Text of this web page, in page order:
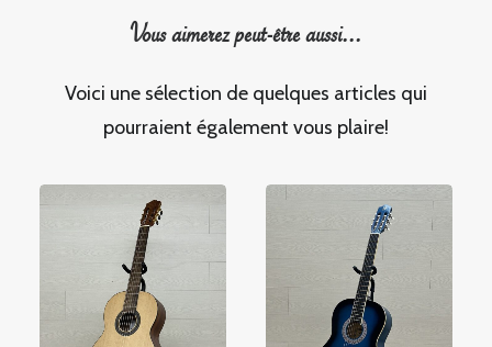
Vous aimerez peut-être aussi...
Voici une sélection de quelques articles qui
pourraient également vous plaire!